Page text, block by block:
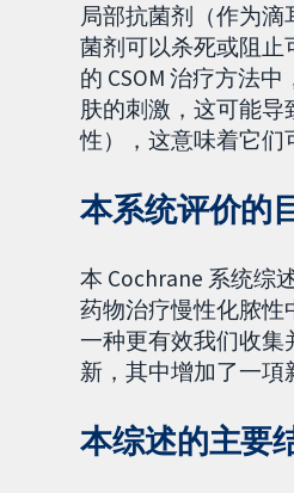
局部抗菌剂（作为滴
菌剂可以杀死或阻
的 CSOM 治疗方法
肤的刺激，这可能
性），这意味着它们
本系统评价的
本 Cochrane 系统综
药物治疗慢性化脓性
一种更有效我们收集
新，其中增加了一項
本综述的主要